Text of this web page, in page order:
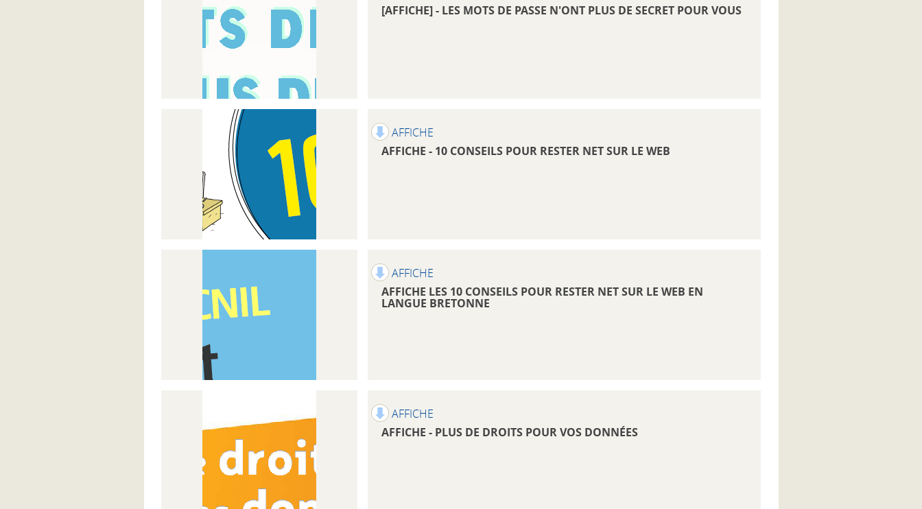
[AFFICHE] - LES MOTS DE PASSE N'ONT PLUS DE SECRET POUR VOUS
AFFICHE
AFFICHE - 10 CONSEILS POUR RESTER NET SUR LE WEB
AFFICHE
AFFICHE LES 10 CONSEILS POUR RESTER NET SUR LE WEB EN
LANGUE BRETONNE
AFFICHE
AFFICHE - PLUS DE DROITS POUR VOS DONNÉES